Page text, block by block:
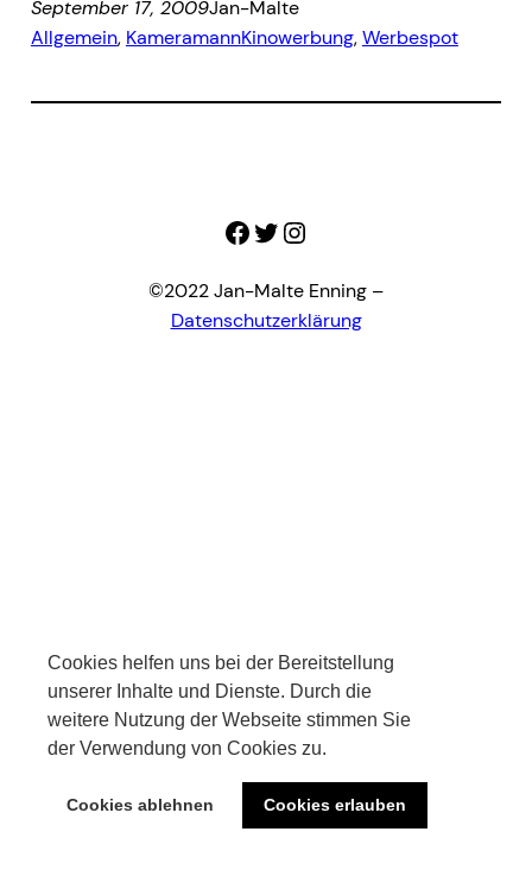
Cookies helfen uns bei der Bereitstellung
unserer Inhalte und Dienste. Durch die
weitere Nutzung der Webseite stimmen Sie
der Verwendung von Cookies zu.
Cookies ablehnen Cookies erlauben
Cookies helfen uns bei der Bereitstellung
unserer Inhalte und Dienste. Durch die
weitere Nutzung der Webseite stimmen Sie
der Verwendung von Cookies zu.
Cookies ablehnen Cookies erlauben
September 17, 2009Jan-Malte
Allgemein, KameramannKinowerbung, Werbespot
Facebook
Twitter
Instagram
©2022 Jan-Malte Enning –
Datenschutzerklärung